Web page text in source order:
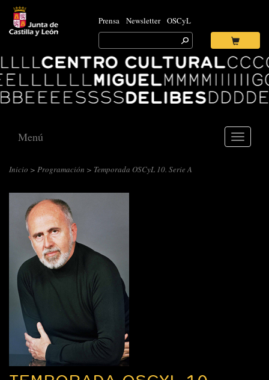
Prensa Newsletter OSCyL
Search
for:
Ok
Centro
Cultural
Miguel
Delibes
Toggle
Menú
Inicio > Programación > Temporada OSCyL 10. Serie A